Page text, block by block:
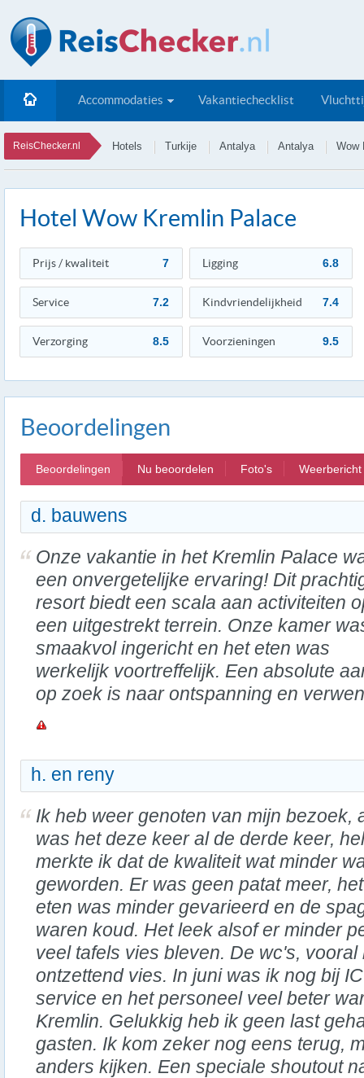
Accommodaties Vakantiechecklist
ReisChecker.nl Hotels Turkije Antalya Antalya Wow
Hotel Wow Kremlin Palace
Prijs / kwaliteit 7 Ligging 6.8
Service 7.2 Kindvriendelijkheid 7.4
Verzorging 8.5 Voorzieningen 9.5
Beoordelingen
Beoordelingen Nu beoordelen Foto's Weerbericht
d. bauwens
Onze vakantie in het Kremlin Palace
een onvergetelijke ervaring! Dit
resort biedt een scala aan activiteiten
een uitgestrekt terrein. Onze kamer
smaakvol ingericht en het eten was
werkelijk voortreffelijk. Een absolute
op zoek is naar ontspanning en
h. en reny
Ik heb weer genoten van mijn bezoek,
was het deze keer al de derde keer,
merkte ik dat de kwaliteit wat minder
geworden. Er was geen patat meer, het
eten was minder gevarieerd en de
waren koud. Het leek alsof er minder
veel tafels vies bleven. De wc's, vooral
ontzettend vies. In juni was ik nog bij
service en het personeel veel beter
Kremlin. Gelukkig heb ik geen last
gasten. Ik kom zeker nog eens terug,
anders kijken. Een speciale shoutout